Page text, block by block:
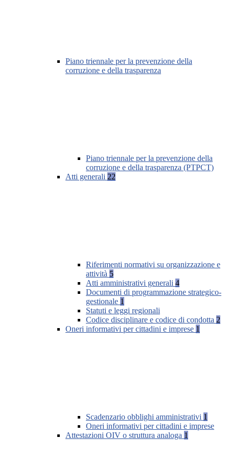
Piano triennale per la prevenzione della
corruzione e della trasparenza
Piano triennale per la prevenzione della
corruzione e della trasparenza (PTPCT)
Atti generali 22
Riferimenti normativi su organizzazione e
attività 5
Atti amministrativi generali 4
Documenti di programmazione strategico-
gestionale 1
Statuti e leggi regionali
Codice disciplinare e codice di condotta 2
Oneri informativi per cittadini e imprese 1
Scadenzario obblighi amministrativi 1
Oneri informativi per cittadini e imprese
Attestazioni OIV o struttura analoga 1